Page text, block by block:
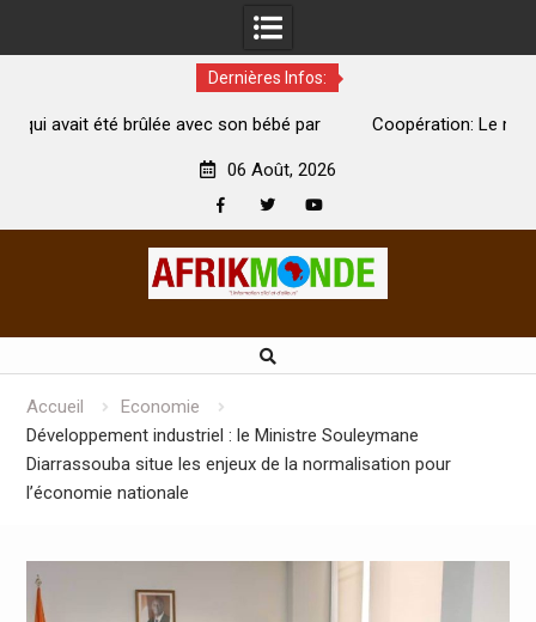
Dernières Infos:
par
Coopération: Le ministre Indien Kirti Vardhan Singh à
06 Août, 2026
Accueil
Economie
Développement industriel : le Ministre Souleymane
Diarrassouba situe les enjeux de la normalisation pour
l’économie nationale